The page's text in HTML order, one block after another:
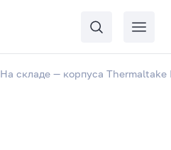
На складе — корпуса Thermaltake